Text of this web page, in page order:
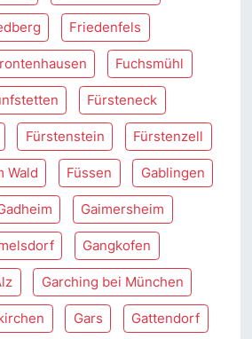
Friedenfels
Fuchsmühl
Fürsteneck
Fürstenstein Fürstenzell
Wald Füssen Gablingen
Gaimersheim
Gangkofen
Garching bei München
Gars Gattendorf